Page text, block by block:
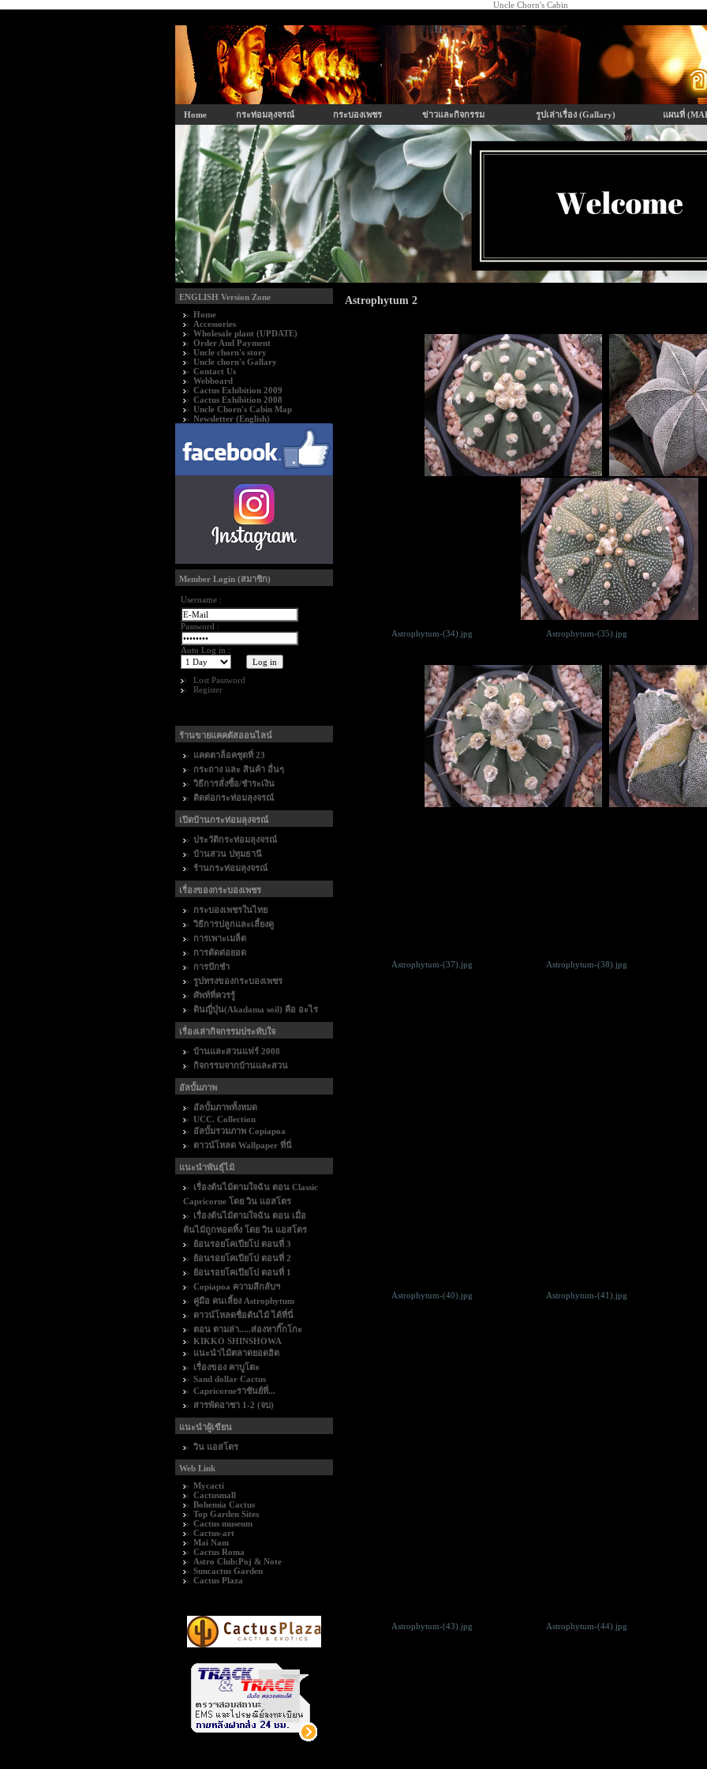
Uncle Chorn's Cabin
Home กระท่อมลุงจรณ์ กระบองเพชร ข่าวและกิจกรรม รูปเล่าเรื่อง (Gallary) แผนที่
ENGLISH Version Zone
Home
Accessories
Wholesale plant (UPDATE)
Order And Payment
Uncle chorn's story
Uncle chorn's Gallary
Contact Us
Webboard
Cactus Exhibition 2009
Cactus Exhibition 2008
Uncle Chorn's Cabin Map
Newsletter (English)
Member Login (สมาชิก)
Username :
Password :
Auto Log in :
Lost Password
Register
ร้านขายแคคตัสออนไลน์
แคตตาล็อคชุดที่ 23
กระถาง และ สินค้า อื่นๆ
วิธีการสั่งซื้อ/ชำระเงิน
ติดต่อกระท่อมลุงจรณ์
เปิดบ้านกระท่อมลุงจรณ์
ประวัติกระท่อมลุงจรณ์
บ้านสวน ปทุมธานี
ร้านกระท่อมลุงจรณ์
เรื่องของกระบองเพชร
กระบองเพชรในไทย
วิธีการปลูกและเลี้ยงดู
การเพาะเมล็ด
การตัดต่อยอด
การปักชำ
รูปทรงของกระบองเพชร
ศัพท์ที่ควรรู้
ดินญี่ปุ่น(Akadama soil) คือ อะไร
เรื่องเล่ากิจกรรมประทับใจ
บ้านและสวนแฟร์ 2008
กิจกรรมจากบ้านและสวน
อัลบั้มภาพ
อัลบั้มภาพทั้งหมด
UCC. Collection
อัลบั้มรวมภาพ Copiapoa
ดาวน์โหลด Wallpaper ที่นี่
แนะนำพันธุ์ไม้
เรื่องต้นไม้ตามใจฉัน ตอน Classic
Capricorne โดย วิน แอสโตร
เรื่องต้นไม้ตามใจฉัน ตอน เมื่อ
ต้นไม้ถูกทอดทิ้ง โดย วิน แอสโตร
ย้อนรอยโคเปียโป ตอนที่ 3
ย้อนรอยโคเปียโป ตอนที่ 2
ย้อนรอยโคเปียโป ตอนที่ 1
Copiapoa ความลึกลับฯ
คู่มือ คนเลี้ยง Astrophytum
ดาวน์โหลดชื่อต้นไม้ ได้ที่นี่
ตอน ตามล่า.....ส่องหากิ๊กโกะ
KIKKO SHINSHOWA
แนะนำไม้ตลาดยอดฮิต
เรื่องของ คาบูโตะ
Sand dollar Cactus
Capricorneราชันย์ที่...
สารพัดอาชา 1-2 (จบ)
แนะนำผู้เขียน
วิน แอสโตร
Web Link
Mycacti
Cactusmall
Bohemia Cactus
Top Garden Sites
Cactus museum
Cactus-art
Mai Nam
Cactus Roma
Astro Club:Poj & Note
Suncactus Garden
Cactus Plaza
Astrophytum 2
Astrophytum-(34).jpg Astrophytum-(35).jpg
Astrophytum-(37).jpg Astrophytum-(38).jpg
Astrophytum-(40).jpg Astrophytum-(41).jpg
Astrophytum-(43).jpg Astrophytum-(44).jpg